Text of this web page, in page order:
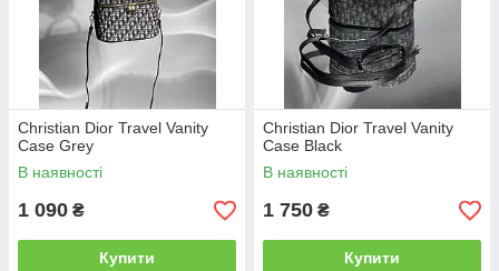
Christian Dior Travel Vanity
Case Grey
В наявності
1 090 ₴
Купити
Christian Dior Travel Vanity
Case Black
В наявності
1 750 ₴
Купити